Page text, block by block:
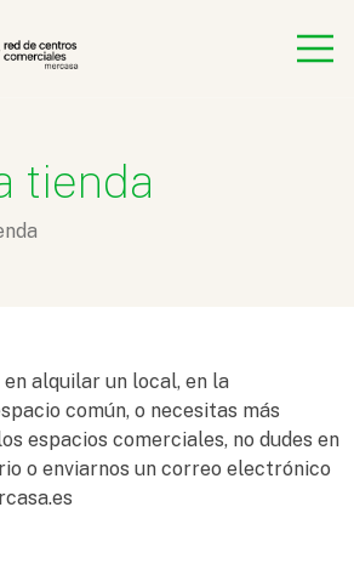
tienda
alquilar un local, en la
común, o necesitas más
espacios comerciales, no dudes en
o enviarnos un correo electrónico